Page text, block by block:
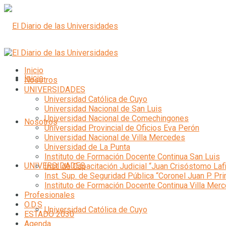
Inicio
Nosotros
UNIVERSIDADES
Universidad Católica de Cuyo
Inicio
Nosotros
UNIVERSIDADES
Universidad Católica de Cuyo
Universidad Nacional de San Luis
Universidad Nacional de Comechingones
Universidad Provincial de Oficios Eva Perón
Universidad Nacional de Villa Mercedes
Universidad de La Punta
Instituto de Formación Docente Continua San Luis
Inst. de Capacitación Judicial “Juan Crisóstomo
Inst. Sup. de Seguridad Pública “Coronel Juan P.
Instituto de Formación Docente Continua Villa
Profesionales
O.D.S
ESTADO 2030
Agenda